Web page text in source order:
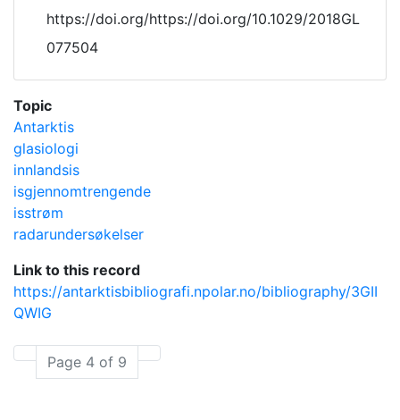
https://doi.org/https://doi.org/10.1029/2018GL
077504
Topic
Antarktis
glasiologi
innlandsis
isgjennomtrengende
isstrøm
radarundersøkelser
Link to this record
https://antarktisbibliografi.npolar.no/bibliography/3GII
QWIG
Page 4 of 9